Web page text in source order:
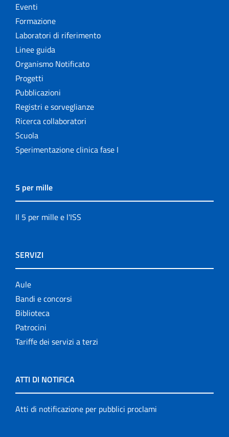
Eventi
Formazione
Laboratori di riferimento
Linee guida
Organismo Notificato
Progetti
Pubblicazioni
Registri e sorveglianze
Ricerca collaboratori
Scuola
Sperimentazione clinica fase I
5 per mille
Il 5 per mille e l'ISS
SERVIZI
Aule
Bandi e concorsi
Biblioteca
Patrocini
Tariffe dei servizi a terzi
ATTI DI NOTIFICA
Atti di notificazione per pubblici proclami